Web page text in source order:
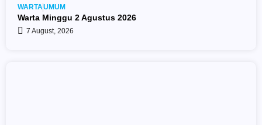
WARTAUMUM
Warta Minggu 2 Agustus 2026
7 August, 2026